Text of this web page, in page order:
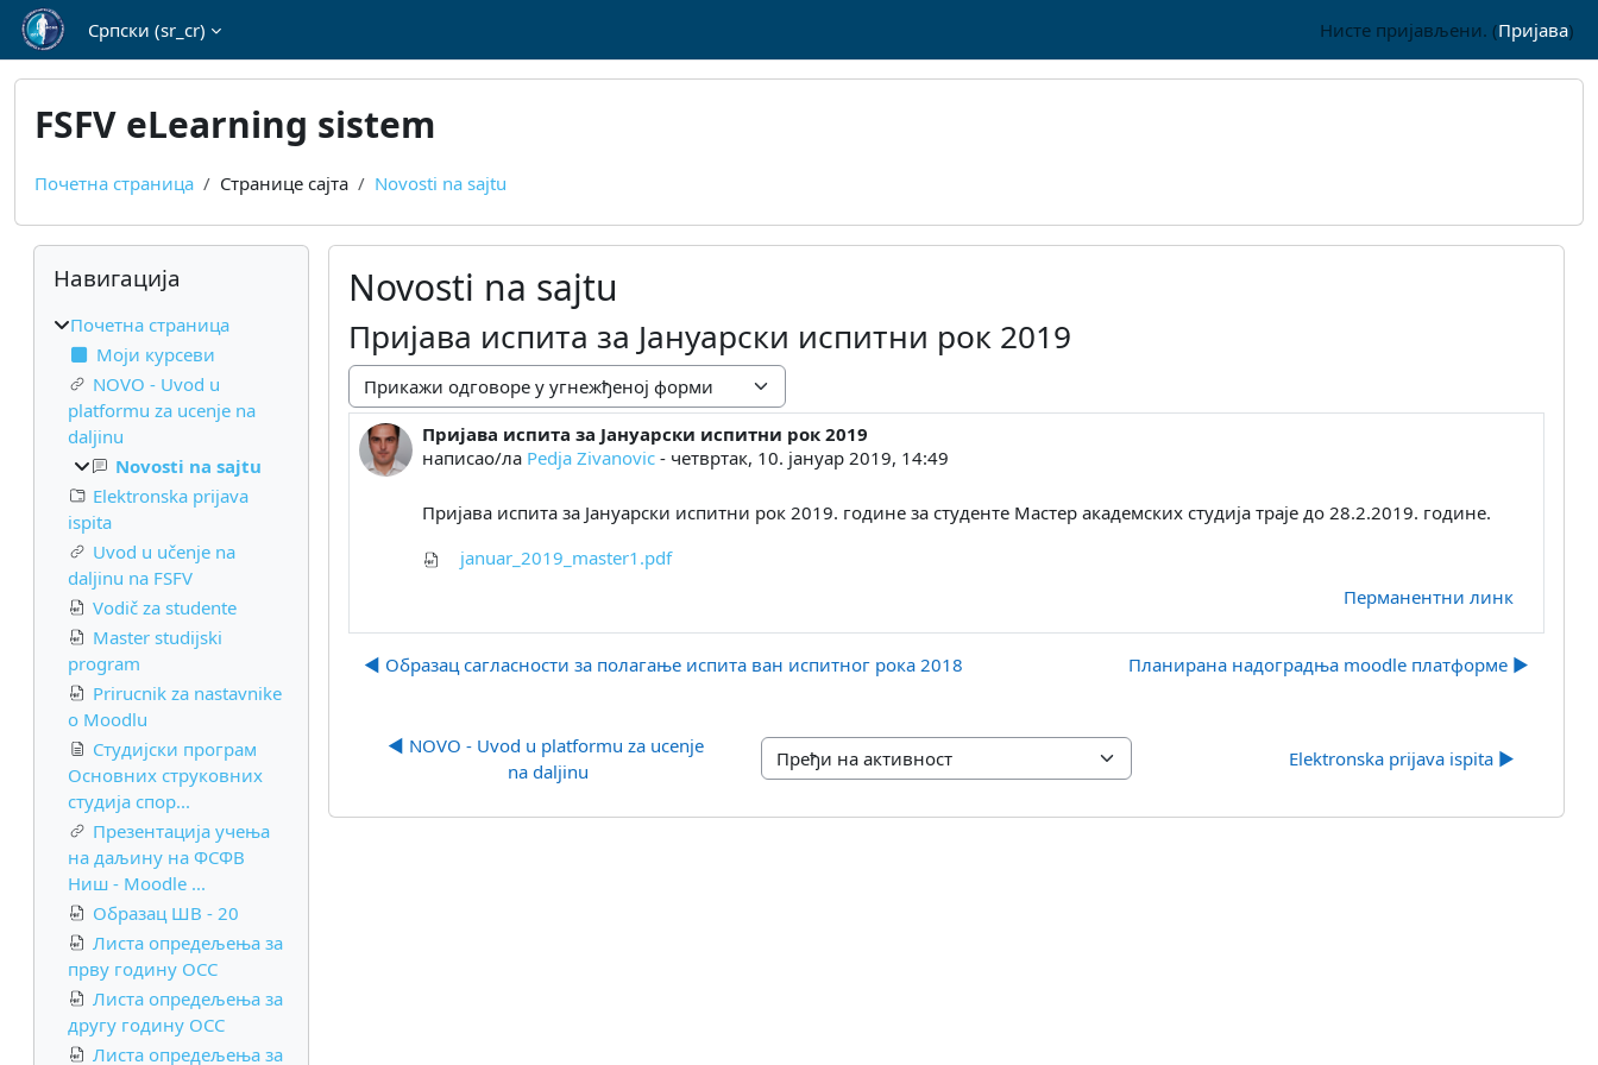
Иди на главни садржај
Српски ‎(sr_cr)‎ Нисте пријављени. (Пријава)
FSFV eLearning sistem
Почетна страница Странице сајта Novosti na sajtu
Novosti na sajtu
Пријава испита за Јануарски испитни рок 2019
Начин приказивања
Пријава испита за Јануарски испитни рок 2019
написао/ла Pedja Zivanovic - четвртак, 10. јануар 2019, 14:49
Број одговора: 0
Пријава испита за Јануарски испитни рок 2019. године за студенте Мастер академских студија траје до 28.2.2019. године.
januar_2019_master1.pdf
Перманентни линк
◀︎ Образац сагласности за полагање испита ван испитног рока 2018 Планирана надоградња moodle платформе ▶︎
◀︎ NOVO - Uvod u platformu za ucenje
na daljinu
Пређи на активност Elektronska prijava ispita ▶︎
Блокови
Прескочи Навигација
Навигација
Почетна страница
Моји курсеви
NOVO - Uvod u
platformu za ucenje na
daljinu
Novosti na sajtu
Elektronska prijava
ispita
Uvod u učenje na
daljinu na FSFV
Vodič za studente
Master studijski
program
Prirucnik za nastavnike
o Moodlu
Студијски програм
Основних струковних
студија спор...
Презентација учења
на даљину на ФСФВ
Ниш - Moodle ...
Образац ШВ - 20
Листа опредељења за
прву годину ОСС
Листа опредељења за
другу годину ОСС
Листа опредељења за